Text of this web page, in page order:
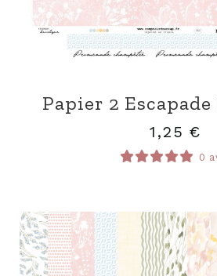
Papier 2
1,25 €
0